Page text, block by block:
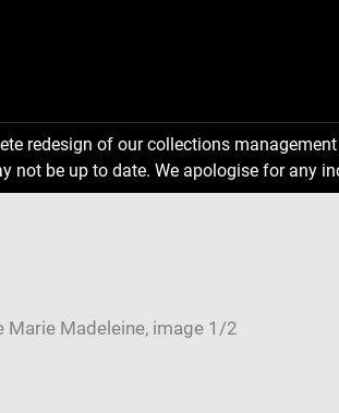
redesign of our collections
not be up to date. We apologise for any